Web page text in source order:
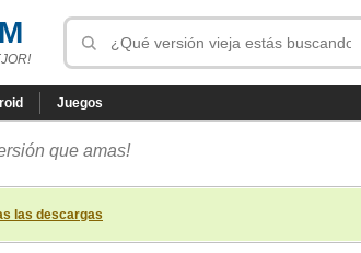
Juegos
que amas!
las descargas